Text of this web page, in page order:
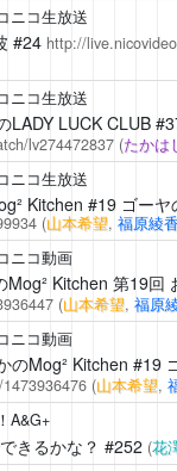
ニコ生放送
#24 http://
ニコ生放送
LADY LUCK CLUB
lv274472837 (たかは
ニコ生放送
Kitchen #19 ゴーヤ
(山本希望, 福原綾
ニコ動画
Mog² Kitchen 第19回
(山本希望, 福原
ニコ動画
のMog² Kitchen #19
(山本希望,
A&G+
きるかな？ #252 (花